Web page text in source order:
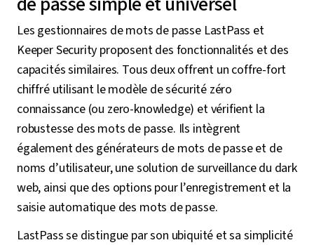
Les gestionnaires de mots de passe LastPass et
Keeper Security proposent des fonctionnalités et des
capacités similaires. Tous deux offrent un coffre-fort
chiffré utilisant le modèle de sécurité zéro
connaissance (ou zero-knowledge) et vérifient la
robustesse des mots de passe. Ils intègrent
également des générateurs de mots de passe et de
noms d’utilisateur, une solution de surveillance du dark
web, ainsi que des options pour l’enregistrement et la
saisie automatique des mots de passe.
LastPass se distingue par son ubiquité et sa simplicité